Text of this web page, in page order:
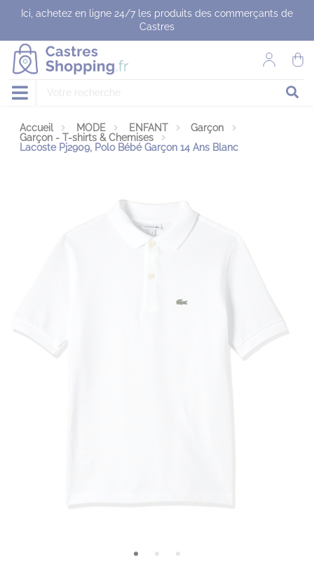
Ici, achetez en ligne 24/7 les produits des commerçants de
Castres
Accueil MODE ENFANT
Garçon
Garçon - T-shirts & Chemises
Lacoste Pj2909, Polo Bébé Garçon 14 Ans Blanc
Panneau de gestion des cookies